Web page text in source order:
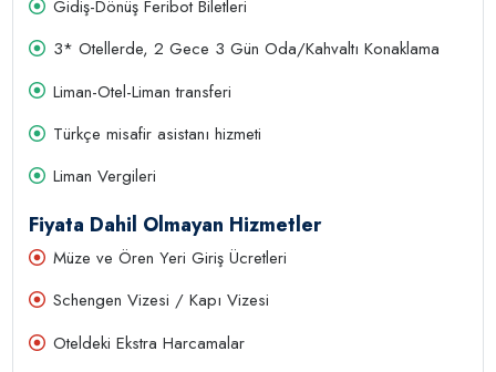
Gidiş-Dönüş Feribot Biletleri
3* Otellerde, 2 Gece 3 Gün Oda/Kahvaltı Konaklama
Liman-Otel-Liman transferi
Türkçe misafir asistanı hizmeti
Liman Vergileri
Fiyata Dahil Olmayan Hizmetler
Müze ve Ören Yeri Giriş Ücretleri
Schengen Vizesi / Kapı Vizesi
Oteldeki Ekstra Harcamalar